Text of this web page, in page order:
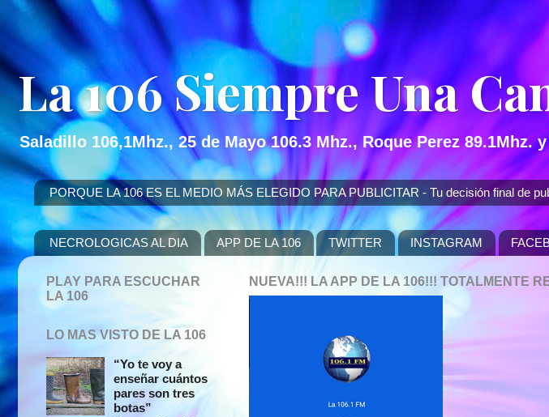
La 106 Siempre Una
Saladillo 106,1Mhz., 25 de Mayo 106.3 Mhz., Roque Perez 89.1Mhz.
PORQUE LA 106 ES EL MEDIO MÁS ELEGIDO PARA PUBLICITAR - Tu decisión final de
NECROLOGICAS AL DIA APP DE LA 106 TWITTER INSTAGRAM
NUEVA!!! LA APP DE LA 106!!! TOTALMENTE
PLAY PARA ESCUCHAR
LA 106
LO MAS VISTO DE LA 106
“Yo te voy a
enseñar cuántos
pares son tres
botas”